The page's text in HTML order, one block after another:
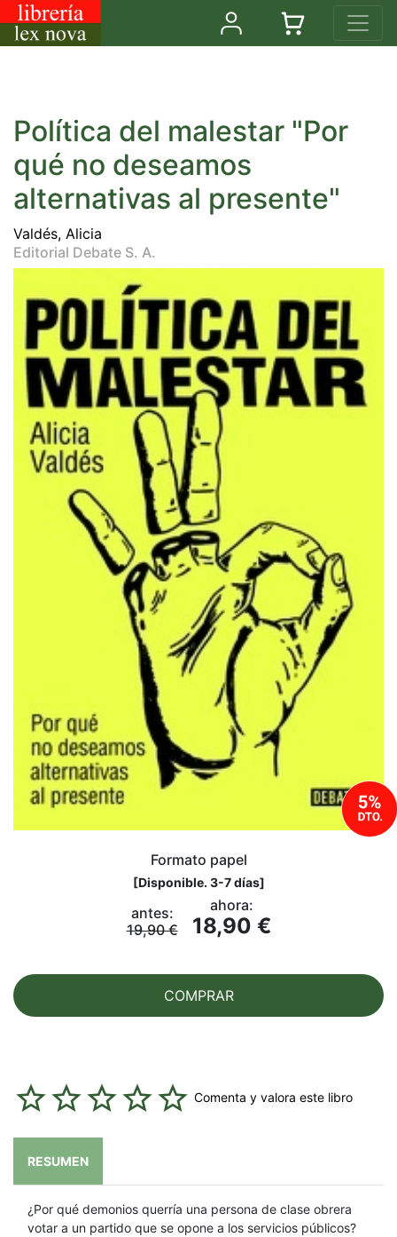
Política del malestar "Por
qué no deseamos
alternativas al presente"
Valdés, Alicia
Editorial Debate S. A.
Formato papel
[Disponible. 3-7 días]
antes:
19,90 €
ahora:
18,90 €
COMPRAR
Comenta y valora este libro
RESUMEN
¿Por qué demonios querría una persona de clase obrera
votar a un partido que se opone a los servicios públicos?